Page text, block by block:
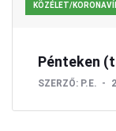
KÖZÉLET/
Pénteken
SZERZŐ: P.E.